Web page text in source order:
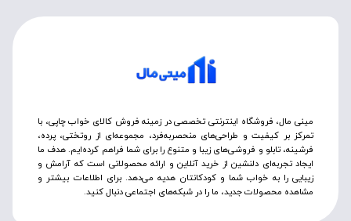
مینی مال، فروشگاه اینترنتی تخصصی در زمینه فروش کالای خواب چاپی، با
تمرکز بر کیفیت و طراحی‌های منحصربه‌فرد، مجموعه‌ای از روتختی‌، پرده،
فرشینه، تابلو و فروشی‌های زیبا و متنوع را برای شما فراهم کرده‌ایم. هدف ما
ایجاد تجربه‌ای دلنشین از خرید آنلاین و ارائه محصولاتی است که آرامش و
زیبایی را به خواب شما و کودکانتان هدیه می‌دهد. برای اطلاعات بیشتر و
مشاهده محصولات جدید، ما را در شبکه‌های اجتماعی دنبال کنید.